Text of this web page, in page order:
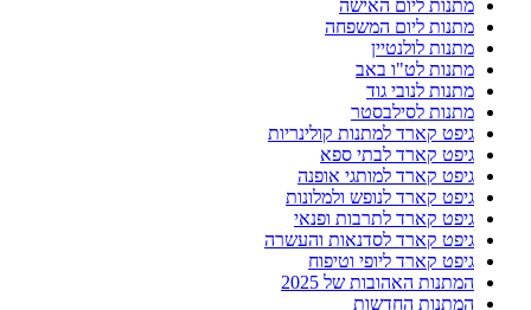
מתנות ליום האישה
מתנות ליום המשפחה
מתנות לולנטיין
מתנות לט"ו באב
מתנות לנובי גוד
מתנות לסילבסטר
גיפט קארד למתנות קולינריות
גיפט קארד לבתי ספא
גיפט קארד למותגי אופנה
גיפט קארד לנופש ולמלונות
גיפט קארד לתרבות ופנאי
גיפט קארד לסדנאות והעשרה
גיפט קארד ליופי וטיפוח
המתנות האהובות של 2025
המתנות החדשות